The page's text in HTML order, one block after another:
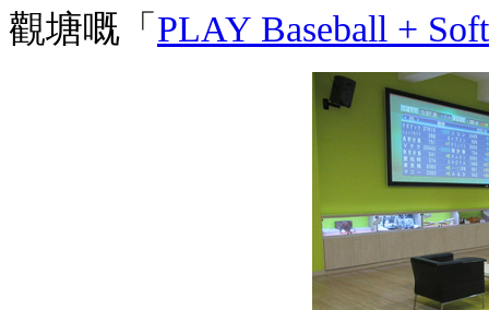
觀塘嘅「 PLAY Baseball +